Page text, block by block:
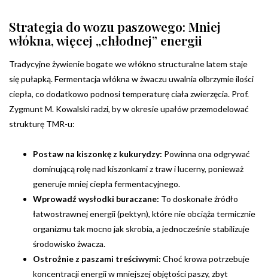
Strategia do wozu paszowego: Mniej
włókna, więcej „chłodnej” energii
Tradycyjne żywienie bogate we włókno structuralne latem staje
się pułapką. Fermentacja włókna w żwaczu uwalnia olbrzymie ilości
ciepła, co dodatkowo podnosi temperaturę ciała zwierzęcia. Prof.
Zygmunt M. Kowalski radzi, by w okresie upałów przemodelować
strukturę TMR-u:
Postaw na kiszonkę z kukurydzy: Powinna ona odgrywać
dominującą rolę nad kiszonkami z traw i lucerny, ponieważ
generuje mniej ciepła fermentacyjnego.
Wprowadź wysłodki buraczane: To doskonałe źródło
łatwostrawnej energii (pektyn), które nie obciąża termicznie
organizmu tak mocno jak skrobia, a jednocześnie stabilizuje
środowisko żwacza.
Ostrożnie z paszami treściwymi: Choć krowa potrzebuje
koncentracji energii w mniejszej objętości paszy, zbyt